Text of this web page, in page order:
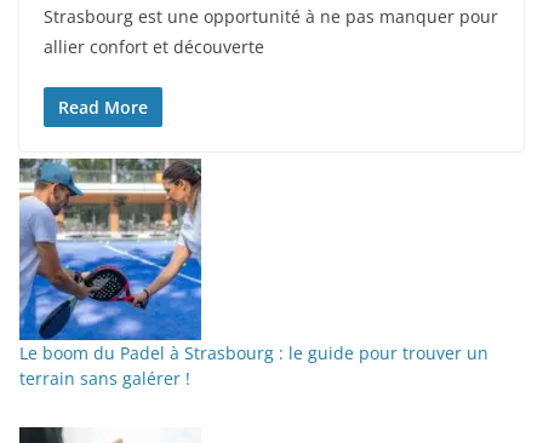
Strasbourg est une opportunité à ne pas manquer pour
allier confort et découverte
Read More
Le boom du Padel à Strasbourg : le guide pour trouver un
terrain sans galérer !